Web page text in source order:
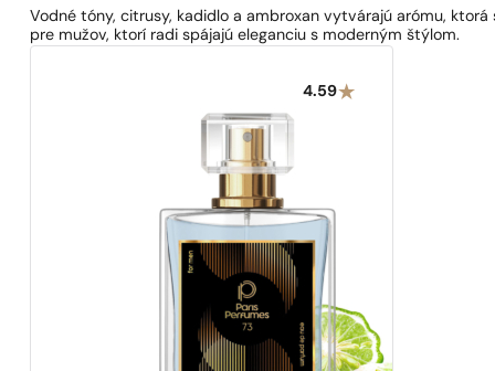
Vodné tóny, citrusy, kadidlo a ambroxan vytvárajú arómu,
pre mužov, ktorí radi spájajú eleganciu s moderným štýlom.
4.59